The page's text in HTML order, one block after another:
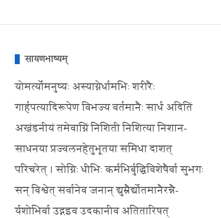
सायणभाष्यम्
योमर्त्योमनुष्यः अस्याग्नेर्धामभिः शरीरैः
गार्हपत्यादिरूपेण विभज्य वर्तमानैः सार्ध अदितिं
अखंडनीयं तमेवाग्निं निशिती निशित्या निशान-
साधनया प्रज्वलनहेतुभूतया समिधा दाशत्
परिचरेत् । सोग्निः धीभिः कर्मभिर्बुद्धिविशेषैर्वा सुभगः
सन् विश्वेत् सर्वानेव जनान् द्युम्रैर्द्योतमानैरन्नै-
र्यशोभिर्वा उद्गइव उदकानीव अतितारिषत्